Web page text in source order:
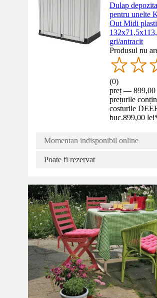
Dulap
pentru unelte
Out Midi
gri/antracit
Produsul nu
(0)
preț — 899,00
prețurile
costurile
buc.899,00 lei
Momentan indisponibil online
Poate fi rezervat
Sfaturi